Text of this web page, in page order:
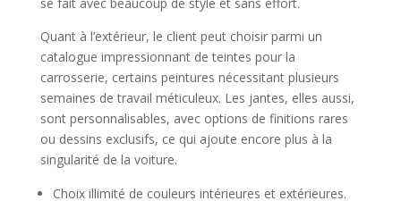
Quant à l’extérieur, le client peut choisir parmi un
catalogue impressionnant de teintes pour la
carrosserie, certains peintures nécessitant plusieurs
semaines de travail méticuleux. Les jantes, elles aussi,
sont personnalisables, avec options de finitions rares
ou dessins exclusifs, ce qui ajoute encore plus à la
singularité de la voiture.
Choix illimité de couleurs intérieures et extérieures.